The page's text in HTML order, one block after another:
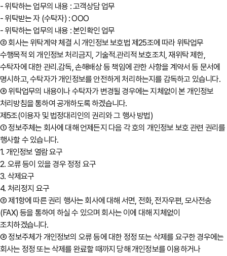
- 위탁하는 업무의 내용 : 고객상담 업무
- 위탁받는 자 (수탁자) : OOO
- 위탁하는 업무의 내용 : 본인확인 업무
② 회사는 위탁계약 체결 시 개인정보 보호법 제25조에 따라 위탁업무
수행목적 외 개인정보 처리금지, 기술적․관리적 보호조치, 재위탁 제한,
수탁자에 대한 관리․감독, 손해배상 등 책임에 관한 사항을 계약서 등 문서에
명시하고, 수탁자가 개인정보를 안전하게 처리하는지를 감독하고 있습니다.
③ 위탁업무의 내용이나 수탁자가 변경될 경우에는 지체없이 본 개인정보
처리방침을 통하여 공개하도록 하겠습니다.
제5조(이용자 및 법정대리인의 권리와 그 행사 방법)
① 정보주체는 회사에 대해 언제든지 다음 각 호의 개인정보 보호 관련 권리를
행사할 수 있습니다.
1. 개인정보 열람 요구
2. 오류 등이 있을 경우 정정 요구
3. 삭제요구
4. 처리정지 요구
② 제1항에 따른 권리 행사는 회사에 대해 서면, 전화, 전자우편, 모사전송
(FAX) 등을 통하여 하실 수 있으며 회사는 이에 대해 지체없이
조치하겠습니다.
③ 정보주체가 개인정보의 오류 등에 대한 정정 또는 삭제를 요구한 경우에는
회사는 정정 또는 삭제를 완료할 때까지 당해 개인정보를 이용하거나